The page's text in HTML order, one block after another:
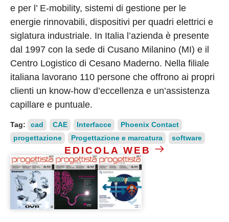
e per l’ E-mobility, sistemi di gestione per le
energie rinnovabili, dispositivi per quadri elettrici e
siglatura industriale. In Italia l’azienda è presente
dal 1997 con la sede di Cusano Milanino (MI) e il
Centro Logistico di Cesano Maderno. Nella filiale
italiana lavorano 110 persone che offrono ai propri
clienti un know-how d’eccellenza e un’assistenza
capillare e puntuale.
Tag: cad CAE Interfacce
Phoenix Contact
progettazione
Progettazione e marcatura software
EDICOLA WEB